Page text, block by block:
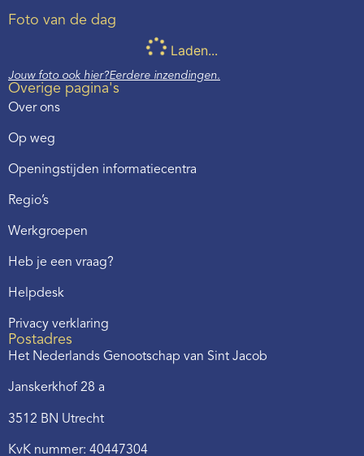
Foto van de dag
Laden...
Jouw foto ook hier?Eerdere inzendingen.
Overige pagina's
Over ons
Op weg
Openingstijden informatiecentra
Regio’s
Werkgroepen
Heb je een vraag?
Helpdesk
Privacy verklaring
Postadres
Het Nederlands Genootschap van Sint Jacob
Janskerkhof 28 a
3512 BN Utrecht
KvK nummer: 40447304